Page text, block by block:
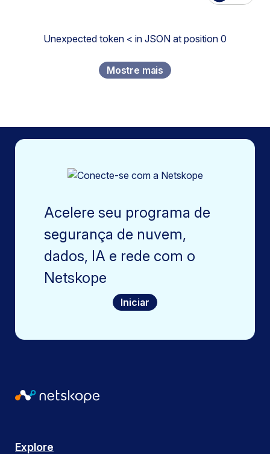
Unexpected token < in JSON at position 0
Mostre mais
Acelere seu programa de
segurança de nuvem,
dados, IA e rede com o
Netskope
Iniciar
Explore